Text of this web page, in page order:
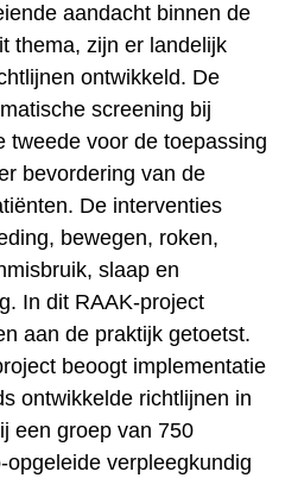
aandacht binnen de
thema, zijn er landelijk
ontwikkeld. De
screening bij
tweede voor de toepassing
bevordering van de
De interventies
bewegen, roken,
slaap en
In dit RAAK-project
aan de praktijk getoetst.
beoogt implementatie
ontwikkelde richtlijnen in
een groep van 750
verpleegkundig